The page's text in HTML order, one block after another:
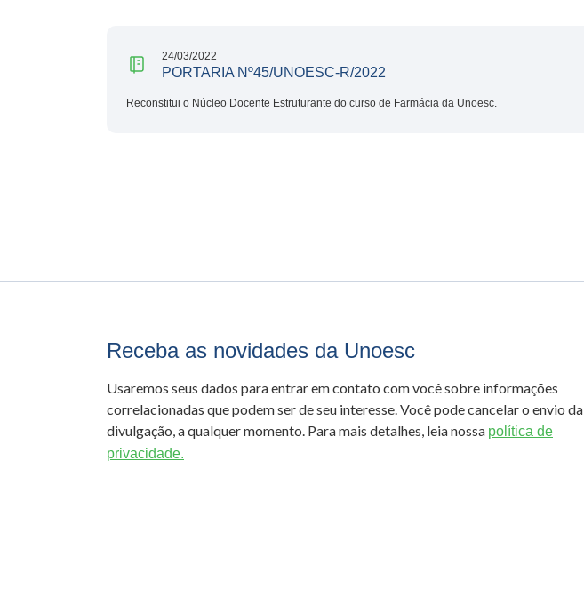
24/03/2022
PORTARIA Nº45/UNOESC-R/2022
Reconstitui o Núcleo Docente Estruturante do curso de Farmácia da Unoesc.
Receba as novidades da Unoesc
Usaremos seus dados para entrar em contato com você sobre informações
correlacionadas que podem ser de seu interesse. Você pode cancelar o envio da
divulgação, a qualquer momento. Para mais detalhes, leia nossa política de
privacidade.